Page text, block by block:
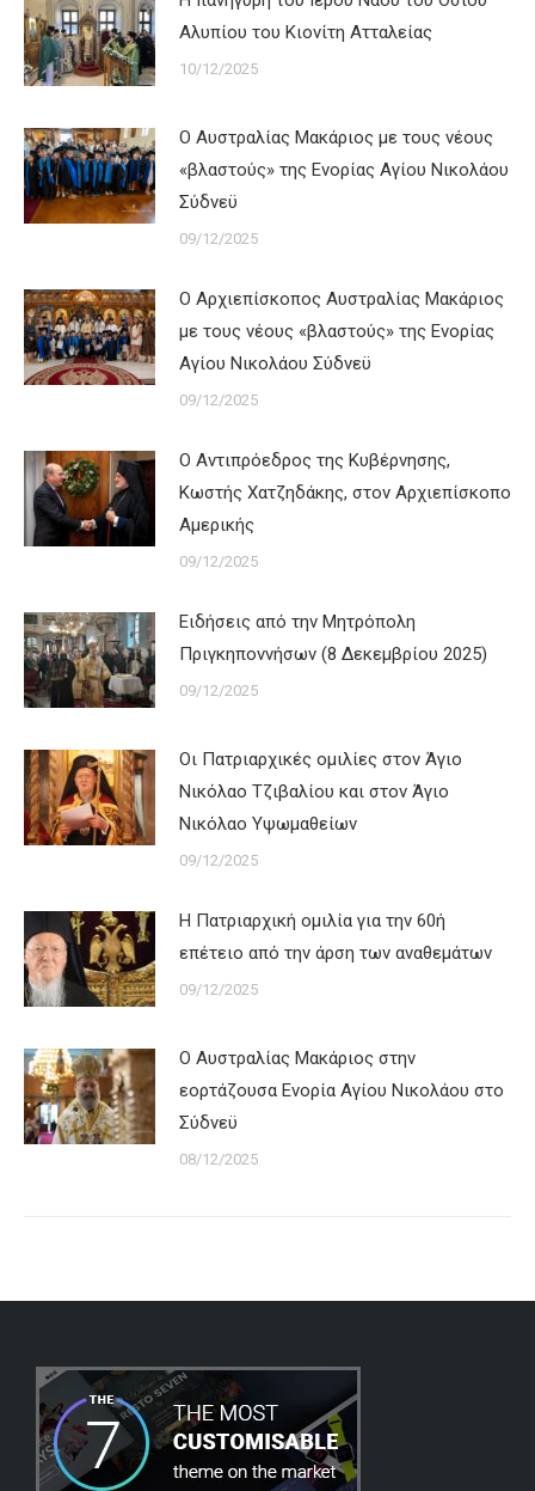
Αλυπίου του Κιονίτη Ατταλείας
10/12/2025
Ο Αυστραλίας Μακάριος με τους νέους
«βλαστούς» της Ενορίας Αγίου Νικολάου
Σύδνεϋ
09/12/2025
Ο Αρχιεπίσκοπος Αυστραλίας Μακάριος
με τους νέους «βλαστούς» της Ενορίας
Αγίου Νικολάου Σύδνεϋ
09/12/2025
Ο Αντιπρόεδρος της Κυβέρνησης,
Κωστής Χατζηδάκης, στον Αρχιεπίσκοπο
Αμερικής
09/12/2025
Ειδήσεις από την Μητρόπολη
Πριγκηποννήσων (8 Δεκεμβρίου 2025)
09/12/2025
Οι Πατριαρχικές ομιλίες στον Άγιο
Νικόλαο Τζιβαλίου και στον Άγιο
Νικόλαο Υψωμαθείων
09/12/2025
Η Πατριαρχική ομιλία για την 60ή
επέτειο από την άρση των αναθεμάτων
09/12/2025
Ο Αυστραλίας Μακάριος στην
εορτάζουσα Ενορία Αγίου Νικολάου στο
Σύδνεϋ
08/12/2025